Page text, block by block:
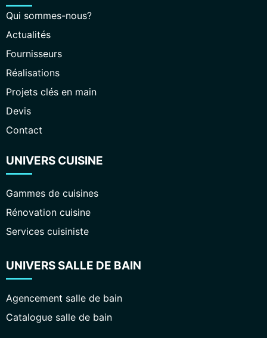
Qui sommes-nous?
Actualités
Fournisseurs
Réalisations
Projets clés en main
Devis
Contact
UNIVERS CUISINE
Gammes de cuisines
Rénovation cuisine
Services cuisiniste
UNIVERS SALLE DE BAIN
Agencement salle de bain
Catalogue salle de bain